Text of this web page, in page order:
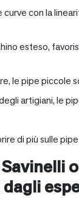
curve con la
esteso,
le pipe
artigiani, le
di più sulle